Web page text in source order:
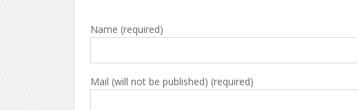
Name (required)
Mail (will not be published) (required)